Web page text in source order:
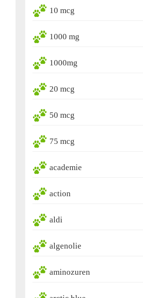
10 mcg
1000 mg
1000mg
20 mcg
50 mcg
75 mcg
academie
action
aldi
algenolie
aminozuren